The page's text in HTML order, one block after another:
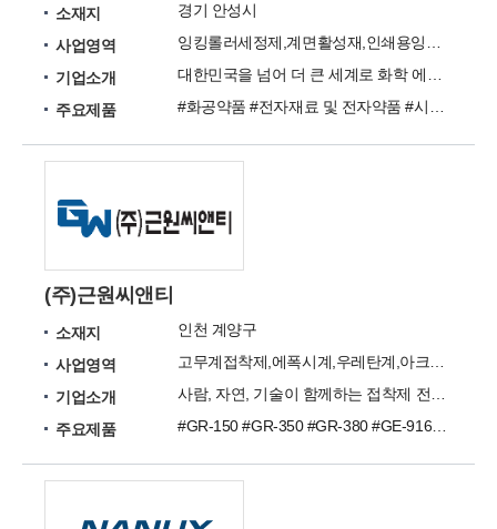
소재지
경기 안성시
사업영역
기업소개
주요제품
(주)근원씨앤티
소재지
인천 계양구
사업영역
기업소개
주요제품